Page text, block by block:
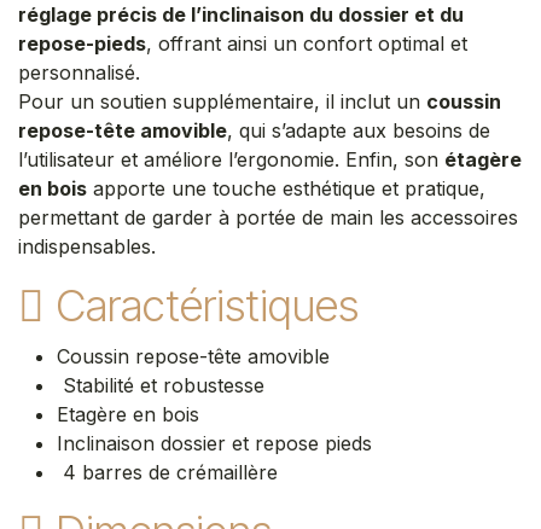
réglage précis de l’inclinaison du dossier et du
repose-pieds, offrant ainsi un confort optimal et
personnalisé.
Pour un soutien supplémentaire, il inclut un coussin
repose-tête amovible, qui s’adapte aux besoins de
l’utilisateur et améliore l’ergonomie. Enfin, son étagère
en bois apporte une touche esthétique et pratique,
permettant de garder à portée de main les accessoires
indispensables.​
Caractéristiques
Coussin repose-tête amovible
Stabilité et robustesse
Etagère en bois
Inclinaison dossier et repose pieds
4 barres de crémaillère